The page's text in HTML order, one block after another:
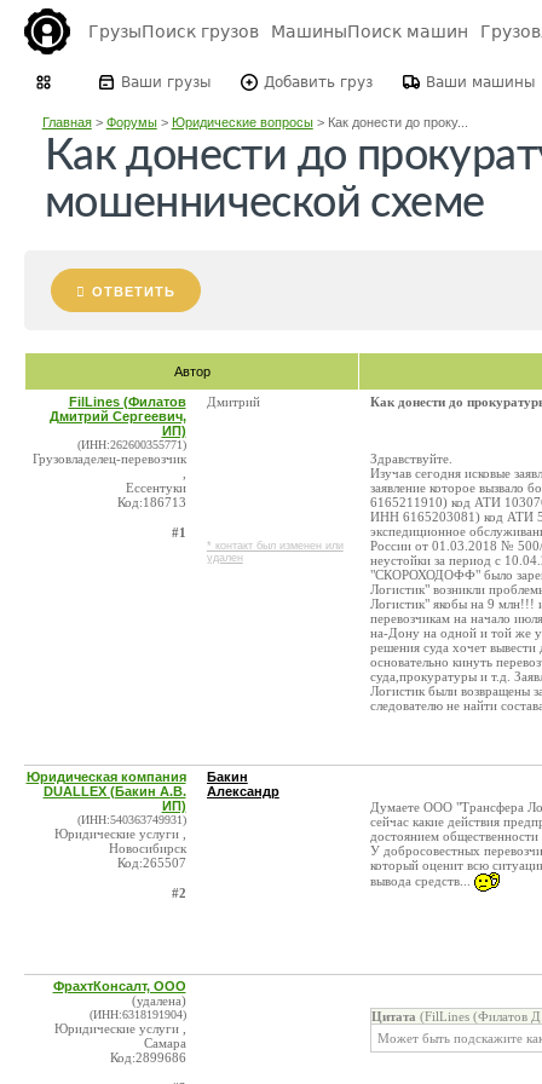
ГрузыПоиск грузов МашиныПоиск машин
Ваши грузы Добавить груз Ваши машины
Главная> Форумы> Юридические вопросы> Как донести до проку...
Как донести до
мошеннической схеме
ОТВЕТИТЬ
Автор
FilLines (Филатов
Дмитрий Сергеевич,
ИП)
(ИНН:262600355771)
Грузовладелец-перевозчик
Ессентуки
Код:186713
#1
Дмитрий
* контакт был изменен или
удален
Как донести до
Здравствуйте.
Изучав сегодня исковые
заявление которое
6165211910) код АТИ
ИНН 6165203081) код АТИ
экспедиционное
России от 01.03.2018 №
неустойки за период с
"СКОРОХОДОФФ" было
Логистик" возникли
Логистик" якобы на 9 млн!!!
перевозчикам на начало
на-Дону на одной и той же
решения суда хочет вывести
основательно кинуть
суда,прокуратуры и т.д.
Логистик были возвращены
следователю не найти
Юридическая компания
DUALLEX (Бакин А.В.
ИП)
(ИНН:540363749931)
Юридические услуги ,
Новосибирск
Код:265507
#2
Бакин
Александр
Думаете ООО "Трансфера
сейчас какие действия
достоянием общественности
У добросовестных
который оценит всю
вывода средств...
ФрахтКонсалт, ООО
(удалена)
(ИНН:6318191904)
Юридические услуги ,
Самара
Код:2899686
Цитата (FilLines (Филатов
Может быть подскажите